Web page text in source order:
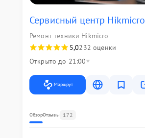
Сервисный центр Hikmicro
Ремонт техники Hikmicro
5,0232 оценки
Открыто до 21:00
Маршрут
ОбзорОтзывы 172